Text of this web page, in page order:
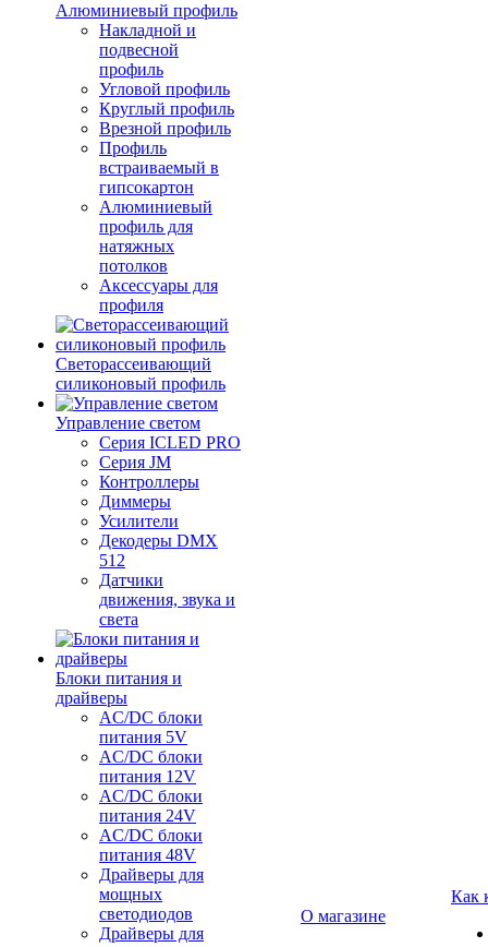
Алюминиевый профиль
Накладной и
подвесной
профиль
Угловой профиль
Круглый профиль
Врезной профиль
Профиль
встраиваемый в
гипсокартон
Алюминиевый
профиль для
натяжных
потолков
Аксессуары для
профиля
Светорассеивающий
силиконовый профиль
Управление светом
Серия ICLED PRO
Серия JM
Контроллеры
Диммеры
Усилители
Декодеры DMX
512
Датчики
движения, звука и
света
Блоки питания и
драйверы
AC/DC блоки
питания 5V
AC/DC блоки
питания 12V
AC/DC блоки
питания 24V
AC/DC блоки
питания 48V
Драйверы для
мощных
светодиодов
Драйверы для
О магазине
Как